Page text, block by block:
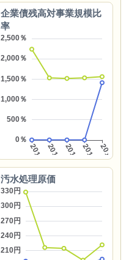
企業債残高対事業規模比
率
汚水処理原価